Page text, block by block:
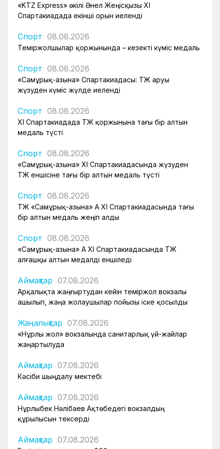
«KTZ Express» өкілі Әнел Жеңісқызы XI
Спартакиадада екінші орын иеленді
Спорт 08.08.2026
Теміржолшылар қоржынында – кезекті күміс медаль
Спорт 08.08.2026
«Самұрық-Қазына» Спартакиадасы: ҚТЖ аруы
жүзуден күміс жүлде иеленді
Спорт 08.08.2026
XI Спартакиадада ҚТЖ қоржынына тағы бір алтын
медаль түсті
Спорт 08.08.2026
«Самұрық-Қазына» XI Спартакиадасында жүзуден
ҚТЖ еншісіне тағы бір алтын медаль түсті
Спорт 08.08.2026
ҚТЖ «Самұрық-Қазына» АҚ XI Спартакиадасында тағы
бір алтын медаль жеңіп алды
Спорт 08.08.2026
«Самұрық-Қазына» АҚ XI Спартакиадасында ҚТЖ
алғашқы алтын медалді еншіледі
Аймақтар 07.08.2026
Арқалықта жаңғыртудан кейін теміржол вокзалы
ашылып, жаңа жолаушылар пойызы іске қосылды
Жаңалықтар 07.08.2026
«Нұрлы жол» вокзалында санитарлық үй-жайлар
жаңартылуда
Аймақтар 07.08.2026
Кәсіби шыңдалу мектебі
Аймақтар 07.08.2026
Нұрлыбек Нәлібаев Ақтөбедегі вокзалдың
құрылысын тексерді
Аймақтар 07.08.2026